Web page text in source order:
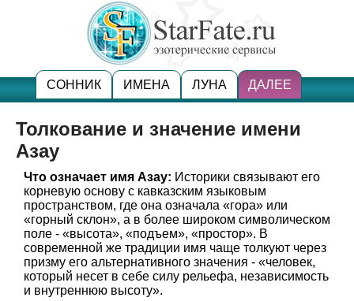
СОННИК ИМЕНА ЛУНА ДАЛЕЕ
Толкование и значение имени
Азау
Что означает имя Азау: Историки связывают его
корневую основу с кавказским языковым
пространством, где она означала «гора» или
«горный склон», а в более широком символическом
поле - «высота», «подъем», «простор». В
современной же традиции имя чаще толкуют через
призму его альтернативного значения - «человек,
который несет в себе силу рельефа, независимость
и внутреннюю высоту».